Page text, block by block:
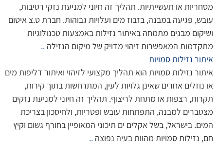
מסחריות או תעשייתיות. תהליך זה חיוני למניעת נזקי רטיבות,
עובש, פגיעה במבנה, בזבוז מים ועלויות גבוהות. חברת ט.צ איטום
ושיקום מבנים מתמחה באיתור נזילות באמצעות טכנולוגיות
מתקדמות המאפשרות זיהוי מדויק של מיקום הנזילה ..
איתור נזילות סמויות
איתור נזילות סמויות הוא תהליך מקצועי לזיהוי ואיתור דליפות מים
או נוזלים אחרים שאינן גלויות לעין, המתרחשות בתוך קירות,
תקרות, רצפות או מתחת לריצוף. תהליך זה חיוני למניעת נזקים
מצטברים למבנה, התפתחות עובש ופטריות, ולחיסכון בצריכת
המים. בישראל, בשל אקלים ים תיכוני המאופיין בחורף גשום וקיץ
חם, נזילות סמויות מהוות בעיה נפוצה ..